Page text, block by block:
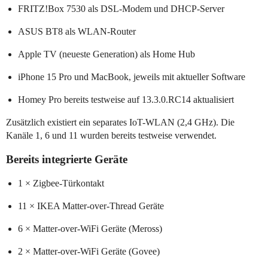
FRITZ!Box 7530 als DSL-Modem und DHCP-Server
ASUS BT8 als WLAN-Router
Apple TV (neueste Generation) als Home Hub
iPhone 15 Pro und MacBook, jeweils mit aktueller Software
Homey Pro bereits testweise auf 13.3.0.RC14 aktualisiert
Zusätzlich existiert ein separates IoT-WLAN (2,4 GHz). Die
Kanäle 1, 6 und 11 wurden bereits testweise verwendet.
Bereits integrierte Geräte
1 × Zigbee-Türkontakt
11 × IKEA Matter-over-Thread Geräte
6 × Matter-over-WiFi Geräte (Meross)
2 × Matter-over-WiFi Geräte (Govee)